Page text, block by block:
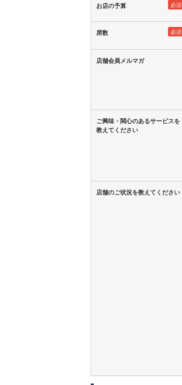
必須
お店の予算
必須
席数
店舗会員メルマガ
ご興味・関心のあるサービスを
教えてください
店舗のご状況を教えてください